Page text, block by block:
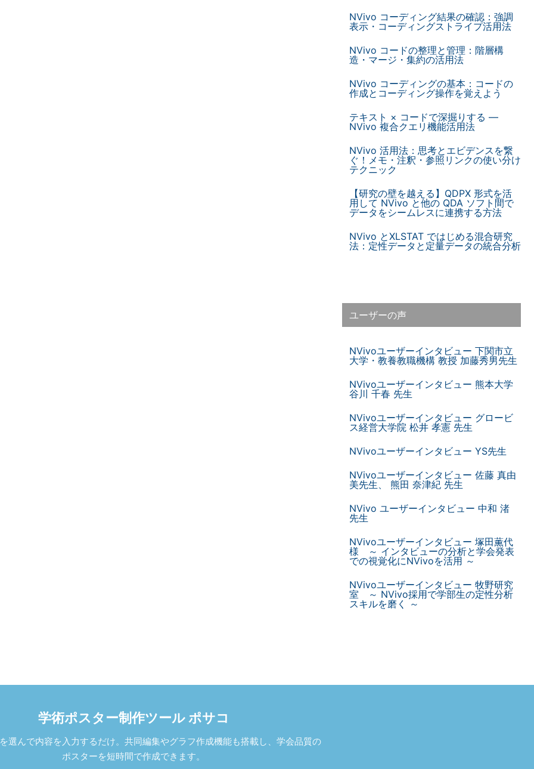
NVivo コーディング結果の確認：強調
表示・コーディングストライプ活用法
NVivo コードの整理と管理：階層構
造・マージ・集約の活用法
NVivo コーディングの基本：コードの
作成とコーディング操作を覚えよう
テキスト × コードで深掘りする —
NVivo 複合クエリ機能活用法
NVivo 活用法：思考とエビデンスを繋
ぐ！メモ・注釈・参照リンクの使い分け
テクニック
【研究の壁を越える】QDPX 形式を活
用して NVivo と他の QDA ソフト間で
データをシームレスに連携する方法
NVivo とXLSTAT ではじめる混合研究
法：定性データと定量データの統合分析
ユーザーの声
NVivoユーザーインタビュー 下関市立
大学・教養教職機構 教授 加藤秀男先生
NVivoユーザーインタビュー 熊本大学
谷川 千春 先生
NVivoユーザーインタビュー グロービ
ス経営大学院 松井 孝憲 先生
NVivoユーザーインタビュー YS先生
NVivoユーザーインタビュー 佐藤 真由
美先生、 熊田 奈津紀 先生
NVivo ユーザーインタビュー 中和 渚
先生
NVivoユーザーインタビュー 塚田薫代
様 ～ インタビューの分析と学会発表
での視覚化にNVivoを活用 ～
NVivoユーザーインタビュー 牧野研究
室 ～ NVivo採用で学部生の定性分析
スキルを磨く ～
学術ポスター制作ツール ポサコ
選んで内容を入力するだけ。共同編集やグラフ作成機能も搭載し、学会品質の
ポスターを短時間で作成できます。